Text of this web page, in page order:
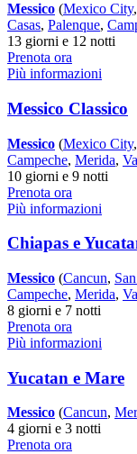
Messico (Mexico City,
Casas, Palenque,
13 giorni e 12 notti
Prenota ora
Più informazioni
Messico Classico
Messico (Mexico City,
Campeche, Merida,
10 giorni e 9 notti
Prenota ora
Più informazioni
Chiapas e
Messico (Cancun,
Campeche, Merida,
8 giorni e 7 notti
Prenota ora
Più informazioni
Yucatan e Mare
Messico (Cancun,
4 giorni e 3 notti
Prenota ora